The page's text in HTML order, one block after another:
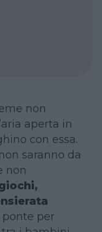
non
aperta in
con essa.
saranno da
non
ponte per